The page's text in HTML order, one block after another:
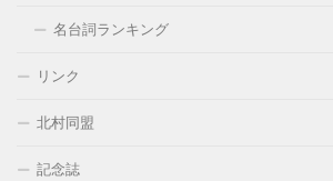
名台詞ランキング
リンク
北村同盟
記念誌